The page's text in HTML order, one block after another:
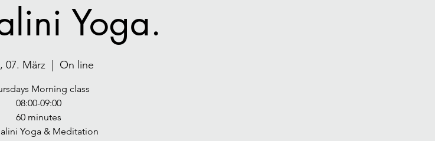
Yoga.
07. März On line
Morning class
08:00-09:00
60 minutes